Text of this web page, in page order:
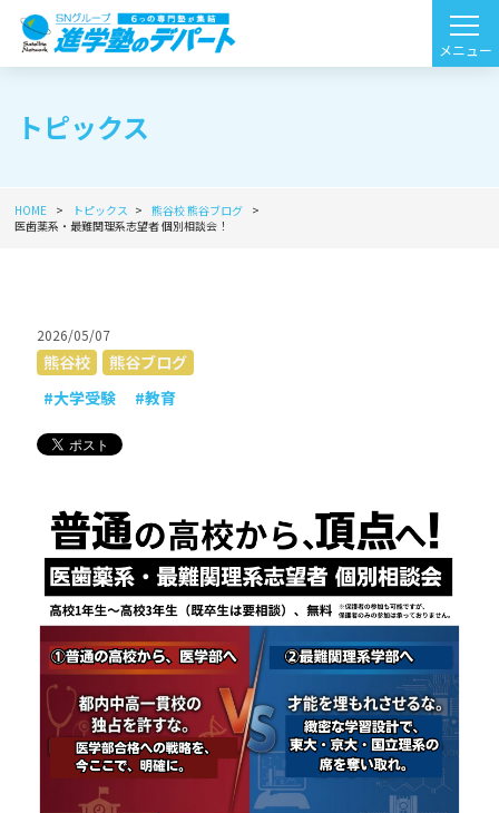
トピックス
HOME トピックス 熊谷校熊谷ブログ
医歯薬系・最難関理系志望者 個別相談会！
2026/05/07
熊谷校
熊谷ブログ
#大学受験
#教育